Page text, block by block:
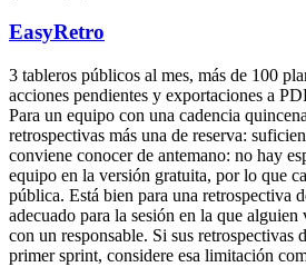
EasyRetro
3 tableros públicos al mes, más de 100
acciones pendientes y exportaciones a
Para un equipo con una cadencia
retrospectivas más una de reserva:
conviene conocer de antemano: no hay
equipo en la versión gratuita, por lo que
pública. Está bien para una retrospectiva
adecuado para la sesión en la que alguien
con un responsable. Si sus retrospectivas
primer sprint, considere esa limitación